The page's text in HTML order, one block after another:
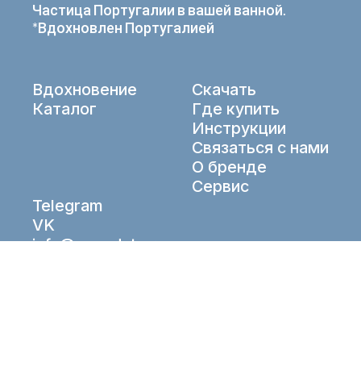
Частица Португалии в вашей ванной.
*Вдохновлен Португалией
Вдохновение
Каталог
Скачать
Где купить
Инструкции
Связаться с нами
О бренде
Сервис
Telegram
VK
info@aqueduto.ru